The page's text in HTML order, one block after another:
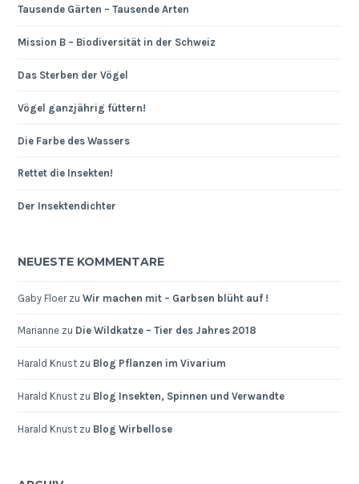
Tausende Gärten – Tausende Arten
Mission B – Biodiversität in der Schweiz
Das Sterben der Vögel
Vögel ganzjährig füttern!
Die Farbe des Wassers
Rettet die Insekten!
Der Insektendichter
NEUESTE KOMMENTARE
Gaby FloerzuWir machen mit – Garbsen blüht auf !
Marianne zu Die Wildkatze – Tier des Jahres 2018
Harald Knust zu Blog Pflanzen im Vivarium
Harald Knust zu Blog Insekten, Spinnen und Verwandte
Harald Knust zu Blog Wirbellose